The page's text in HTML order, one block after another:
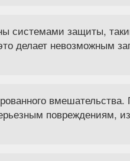
системами защиты,
делает невозможным
повреждениям,